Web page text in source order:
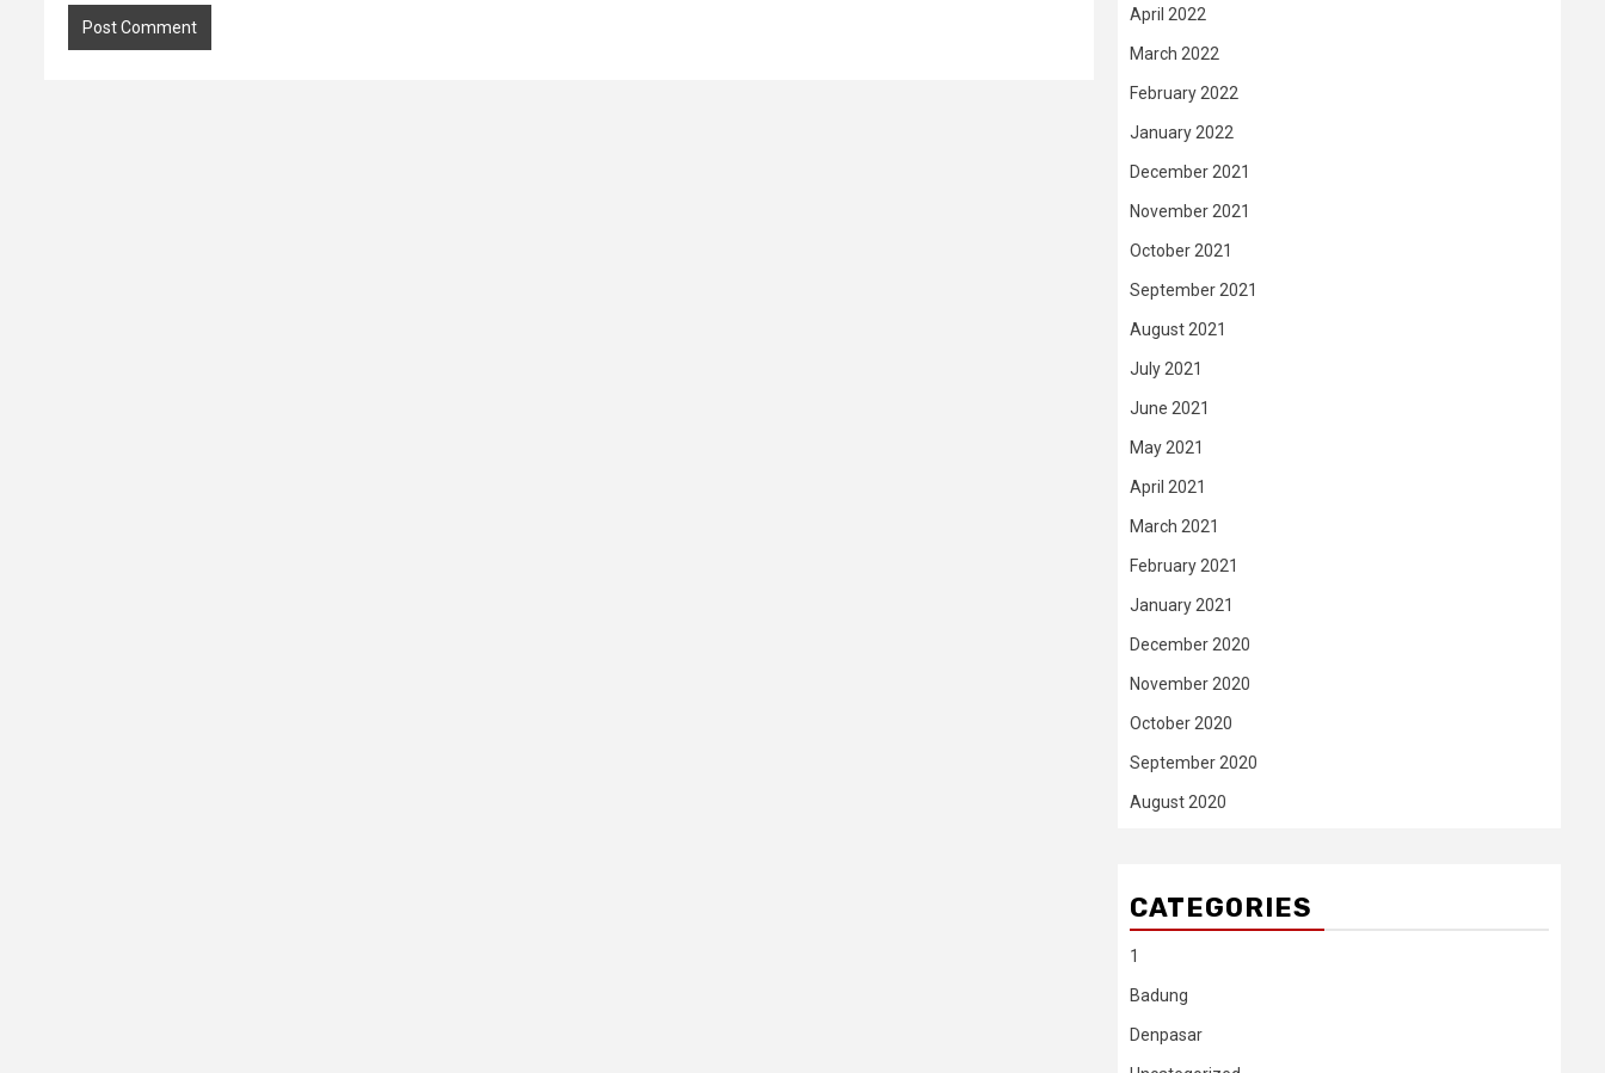
April 2022
March 2022
February 2022
January 2022
December 2021
November 2021
October 2021
September 2021
August 2021
July 2021
June 2021
May 2021
April 2021
March 2021
February 2021
January 2021
December 2020
November 2020
October 2020
September 2020
August 2020
CATEGORIES
1
Badung
Denpasar